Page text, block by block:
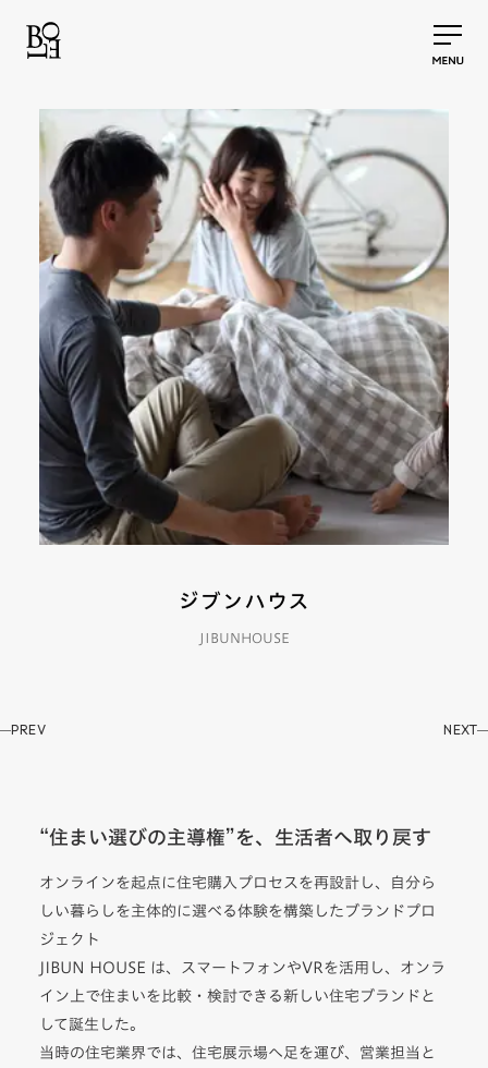
JIBUNHOUSE
“住まい選びの主導権”を、生活者へ取り戻す
オンラインを起点に住宅購入プロセスを再設計し、自分ら
しい暮らしを主体的に選べる体験を構築したブランドプロ
ジェクト
JIBUN HOUSE は、スマートフォンやVRを活用し、オンラ
イン上で住まいを比較・検討できる新しい住宅ブランドと
して誕生した。
当時の住宅業界では、住宅展示場へ足を運び、営業担当と
PREV NEXT